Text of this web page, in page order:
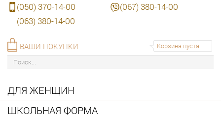
(050) 370-14-00
(067) 380-14-00
(063) 380-14-00
Корзина пуста
ВАШИ ПОКУПКИ
ДЛЯ ЖЕНЩИН
ШКОЛЬНАЯ ФОРМА